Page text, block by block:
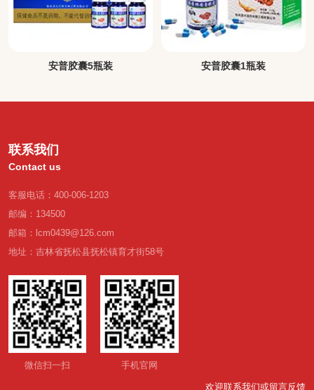
安普胶囊5瓶装 安普胶囊1瓶装
联系我们
Contact us
客服电话：400-006-1203
邮编：134500
邮箱：lcm0439@126.com
地址：吉林省抚松县抚松镇育才街58号
微信扫一扫 手机官网
欢迎联系我们或留言反馈